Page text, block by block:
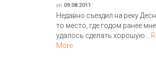
on 09.08.2011
Недавно съездил на реку
то место, где годом ранее мне
удалось сделать хорошую...
More